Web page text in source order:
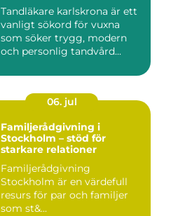
Tandläkare karlskrona är ett
vanligt sökord för vuxna
som söker trygg, modern
och personlig tandvård...
06. jul
Familjerådgivning i
Stockholm – stöd för
starkare relationer
Familjerådgivning
Stockholm är en värdefull
resurs för par och familjer
som st&...